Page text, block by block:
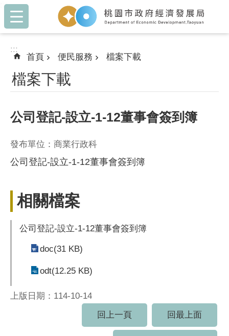
跳到主要內容區塊
:::
:::
首頁 便民服務 檔案下載
檔案下載
公司登記-設立-1-12董事會簽到簿
發布單位：商業行政科
公司登記-設立-1-12董事會簽到簿
相關檔案
公司登記-設立-1-12董事會簽到簿
doc(31 KB)
odt(12.25 KB)
上版日期：114-10-14
回上一頁
回最上面